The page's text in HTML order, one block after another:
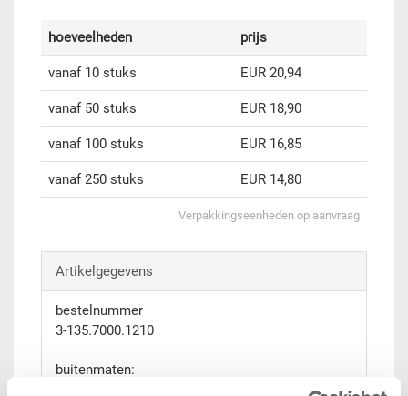
hoeveelheden prijs
vanaf 10 stuks EUR 20,94
vanaf 50 stuks EUR 18,90
vanaf 100 stuks EUR 16,85
vanaf 250 stuks EUR 14,80
Verpakkingseenheden op aanvraag
Artikelgegevens
bestelnummer
3-135.7000.1210
buitenmaten: